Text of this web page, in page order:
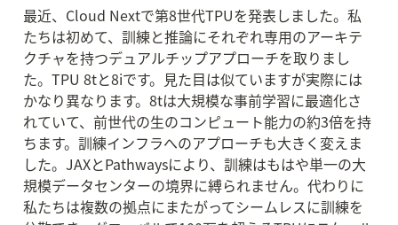
最近、Cloud Nextで第8世代TPUを発表しました。私
たちは初めて、訓練と推論にそれぞれ専用のアーキテ
クチャを持つデュアルチップアプローチを取りまし
た。TPU 8tと8iです。見た目は似ていますが実際には
かなり異なります。8tは大規模な事前学習に最適化さ
れていて、前世代の生のコンピュート能力の約3倍を持
ちます。訓練インフラへのアプローチも大きく変えま
した。JAXとPathwaysにより、訓練はもはや単一の大
規模データセンターの境界に縛られません。代わりに
私たちは複数の拠点にまたがってシームレスに訓練を